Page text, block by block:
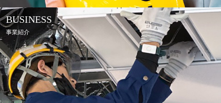
BUSINESS
事業紹介